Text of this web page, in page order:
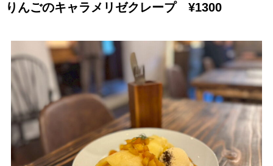
りんごのキャラメリゼクレープ ¥1300